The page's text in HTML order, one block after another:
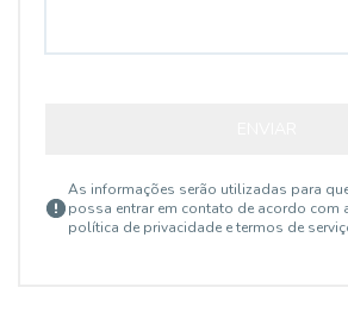
As informações serão utilizadas para
possa entrar em contato de acordo com
política de privacidade e termos de